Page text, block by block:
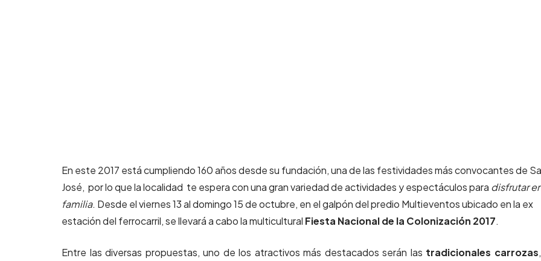
En este 2017 está cumpliendo 160 años desde su fundación, una de las festividades más convocantes de
José, por lo que la localidad te espera con una gran variedad de actividades y espectáculos para disfrutar
familia. Desde el viernes 13 al domingo 15 de octubre, en el galpón del predio Multieventos ubicado en la ex
estación del ferrocarril, se llevará a cabo la multicultural Fiesta Nacional de la Colonización 2017.
Entre las diversas propuestas, uno de los atractivos más destacados serán las tradicionales carrozas